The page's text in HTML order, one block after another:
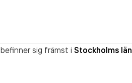
befinner sig främst i Stockholms län